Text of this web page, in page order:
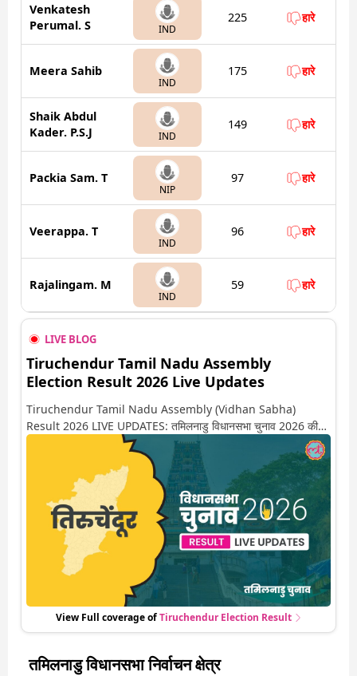
Venkatesh
Perumal. S
IND
225 हारे
Meera Sahib
IND
175 हारे
Shaik Abdul
Kader. P.S.J
IND
149 हारे
Packia Sam. T
NIP
97 हारे
Veerappa. T
IND
96 हारे
Rajalingam. M
IND
59 हारे
LIVE BLOG
Tiruchendur Tamil Nadu Assembly
Election Result 2026 Live Updates
Tiruchendur Tamil Nadu Assembly (Vidhan Sabha)
Result 2026 LIVE UPDATES: तमिलनाडु विधानसभा चुनाव 2026 की
गिनती अगले कुछ ही देर में शुरू होने वाली है. यहां देखें तिरुचेंदूर सीट पर कौन
आगे-कौन पीछे से लेकर किस तरफ जा रहें है रुझान. साथ ही पाइए इस सीट पर
हो रही हर एक हलचल की अपडेट वो भी रियल टाइम में
View Full coverage ofTiruchendurElection Result
तमिलनाडु विधानसभा निर्वाचन क्षेत्र